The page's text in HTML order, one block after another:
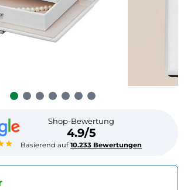
Shop-Bewertung
4.9/5
Basierend auf10.233 Bewertungen